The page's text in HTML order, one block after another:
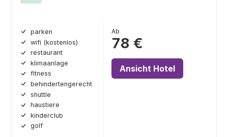
parken
wifi (kostenlos)
restaurant
klimaanlage
fitness
behindertengerecht
shuttle
haustiere
kinderclub
golf
Ab
78 €
Ansicht Hotel